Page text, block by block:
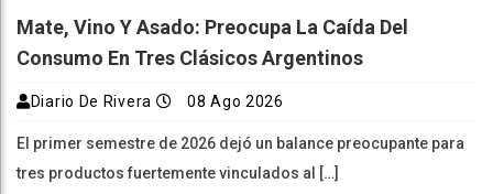
Mate, Vino Y Asado: Preocupa La Caída Del
Consumo En Tres Clásicos Argentinos
Diario De Rivera 08 Ago 2026
El primer semestre de 2026 dejó un balance preocupante para
tres productos fuertemente vinculados al […]